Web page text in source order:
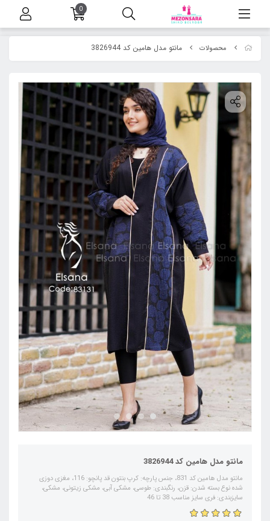
محصولات مانتو مدل هامین کد 3826944
مانتو مدل هامین کد 3826944
مانتو مدل هامین کد 831، جنس پارچه: کرپ بنتون قد پانچو: 116، مغزی دوزی
شده نوع بسته شدن: قزن، رنگبندی: طوسی، مشکی آبی، مشکی زیتونی، مشکی،
سایزبندی: فری سایز مناسب 38 تا 46
0